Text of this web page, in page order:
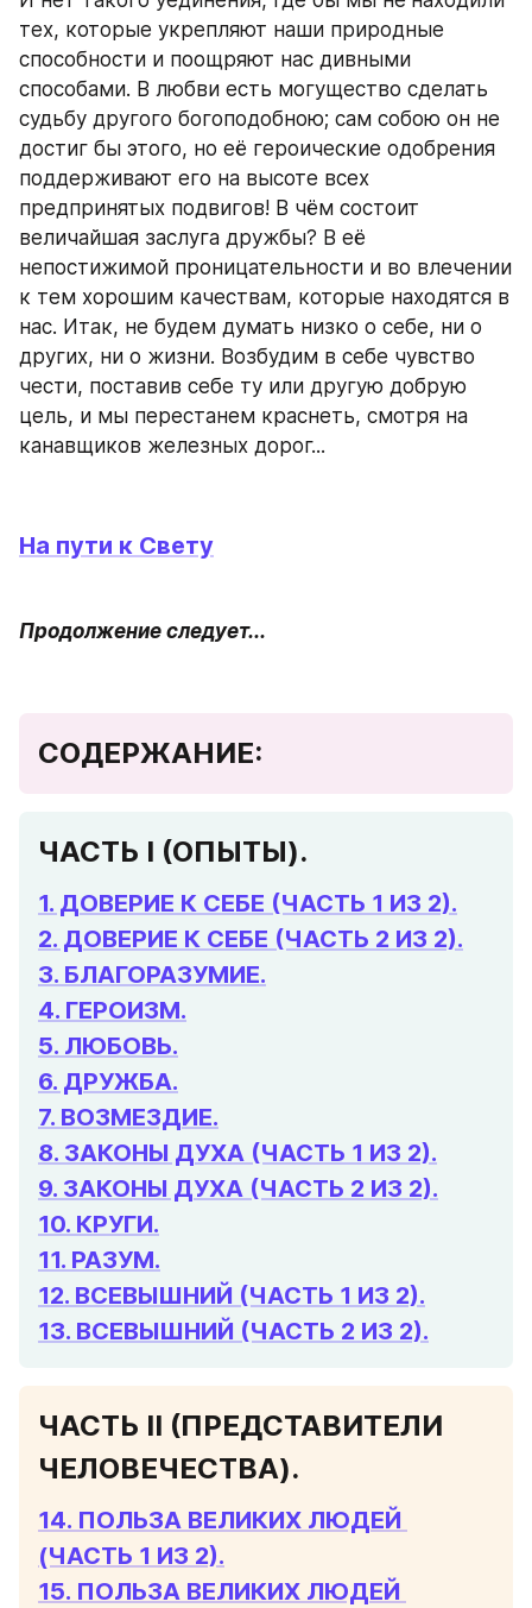
тех, которые укрепляют наши природные
способности и поощряют нас дивными
способами. В любви есть могущество сделать
судьбу другого богоподобною; сам собою он не
достиг бы этого, но её героические одобрения
поддерживают его на высоте всех
предпринятых подвигов! В чём состоит
величайшая заслуга дружбы? В её
непостижимой проницательности и во влечении
к тем хорошим качествам, которые находятся в
нас. Итак, не будем думать низко о себе, ни о
других, ни о жизни. Возбудим в себе чувство
чести, поставив себе ту или другую добрую
цель, и мы перестанем краснеть, смотря на
канавщиков железных дорог...
На пути к Свету
Продолжение следует...
СОДЕРЖАНИЕ:
ЧАСТЬ I (ОПЫТЫ).
1. ДОВЕРИЕ К СЕБЕ (ЧАСТЬ 1 ИЗ 2).
2. ДОВЕРИЕ К СЕБЕ (ЧАСТЬ 2 ИЗ 2).
3. БЛАГОРАЗУМИЕ.
4. ГЕРОИЗМ.
5. ЛЮБОВЬ.
6. ДРУЖБА.
7. ВОЗМЕЗДИЕ.
8. ЗАКОНЫ ДУХА (ЧАСТЬ 1 ИЗ 2).
9. ЗАКОНЫ ДУХА (ЧАСТЬ 2 ИЗ 2).
10. КРУГИ.
11. РАЗУМ.
12. ВСЕВЫШНИЙ (ЧАСТЬ 1 ИЗ 2).
13. ВСЕВЫШНИЙ (ЧАСТЬ 2 ИЗ 2).
ЧАСТЬ II (ПРЕДСТАВИТЕЛИ
ЧЕЛОВЕЧЕСТВА).
14. ПОЛЬЗА ВЕЛИКИХ ЛЮДЕЙ
(ЧАСТЬ 1 ИЗ 2).
15. ПОЛЬЗА ВЕЛИКИХ ЛЮДЕЙ